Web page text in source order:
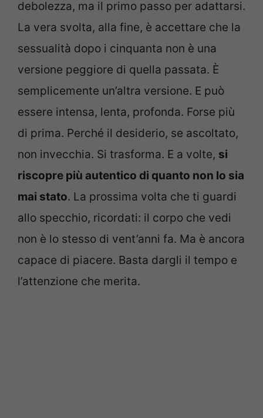
debolezza, ma il primo passo per adattarsi.
La vera svolta, alla fine, è accettare che la
sessualità dopo i cinquanta non è una
versione peggiore di quella passata. È
semplicemente un’altra versione. E può
essere intensa, lenta, profonda. Forse più
di prima. Perché il desiderio, se ascoltato,
non invecchia. Si trasforma. E a volte, si
riscopre più autentico di quanto non lo sia
mai stato. La prossima volta che ti guardi
allo specchio, ricordati: il corpo che vedi
non è lo stesso di vent’anni fa. Ma è ancora
capace di piacere. Basta dargli il tempo e
l’attenzione che merita.